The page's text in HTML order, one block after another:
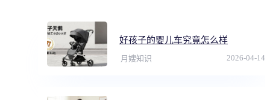
好孩子的婴儿车究竟怎么样
月嫂知识 2026-04-14